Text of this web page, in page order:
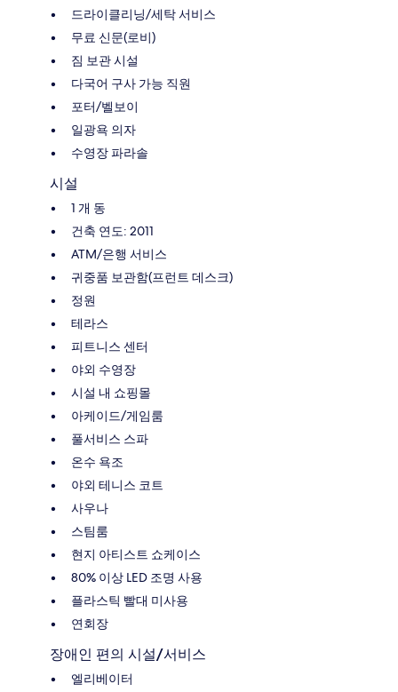
드라이클리닝/세탁 서비스
무료 신문(로비)
짐 보관 시설
다국어 구사 가능 직원
포터/벨보이
일광욕 의자
수영장 파라솔
시설
1 개 동
건축 연도: 2011
ATM/은행 서비스
귀중품 보관함(프런트 데스크)
정원
테라스
피트니스 센터
야외 수영장
시설 내 쇼핑몰
아케이드/게임룸
풀서비스 스파
온수 욕조
야외 테니스 코트
사우나
스팀룸
현지 아티스트 쇼케이스
80% 이상 LED 조명 사용
플라스틱 빨대 미사용
연회장
장애인 편의 시설/서비스
엘리베이터